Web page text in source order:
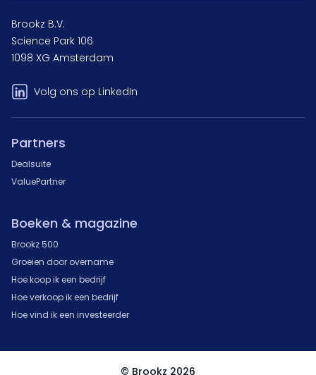
Brookz B.V.
Science Park 106
1098 XG Amsterdam
Volg ons op LinkedIn
Partners
Dealsuite
ValuePartner
Boeken & magazine
Brookz 500
Groeien door overname
Hoe koop ik een bedrijf
Hoe verkoop ik een bedrijf
Hoe vind ik een investeerder
© Brookz 2026